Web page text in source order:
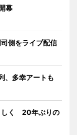
幕
側をライブ配信
、多幸アートも
しく 20年ぶりの